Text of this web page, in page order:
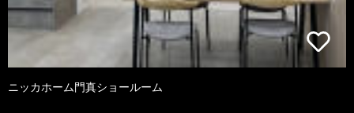
ニッカホーム門真ショールーム